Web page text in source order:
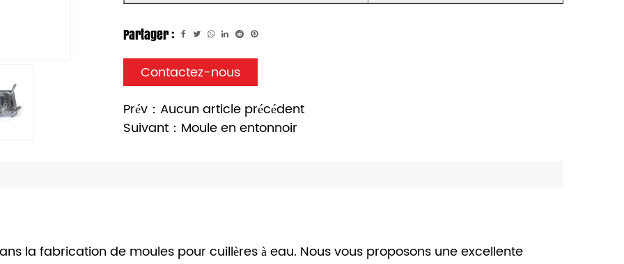
Partager :
Contactez-nous
Prév：Aucun article précédent
Suivant：Moule en entonnoir
la fabrication de moules pour cuillères à eau. Nous vous proposons une excellente